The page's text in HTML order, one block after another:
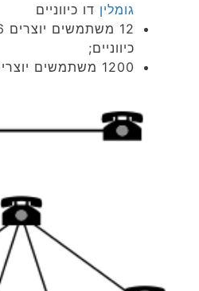
גומלין דו כיווניים
12 משתמשים יוצרים 66
כיווניים;
1200 משתמשים יוצרים 720,000 קשרים!